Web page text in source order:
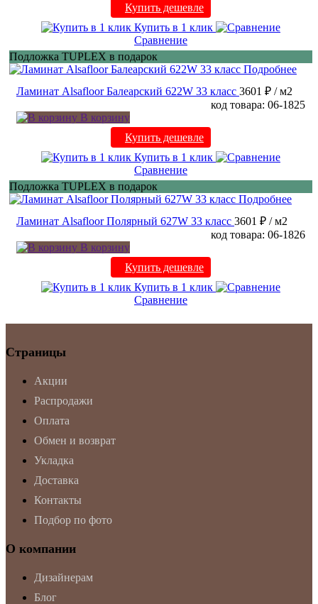
Купить дешевле
Купить в 1 клик
Сравнение
Подложка TUPLEX в подарок
Подробнее
Ламинат Alsafloor Балеарский 622W 33 класс 3601 ₽ / м2
код товара: 06-1825
В корзину
Купить дешевле
Купить в 1 клик
Сравнение
Подложка TUPLEX в подарок
Подробнее
Ламинат Alsafloor Полярный 627W 33 класс 3601 ₽ / м2
код товара: 06-1826
В корзину
Купить дешевле
Купить в 1 клик
Сравнение
Страницы
Акции
Распродажи
Оплата
Обмен и возврат
Укладка
Доставка
Контакты
Подбор по фото
О компании
Дизайнерам
Блог